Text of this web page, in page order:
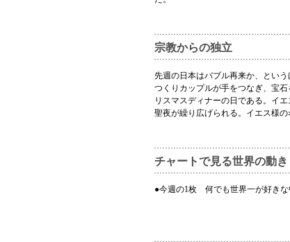
宗教からの独立
先週の日本はバブル再来か、とい
つくりカップルが手をつなぎ、宝
リスマスディナーの日である。イ
聖夜が繰り広げられる。イエス様
チャートで見る世界の動き
●今週の1枚 何でも世界一が好きな